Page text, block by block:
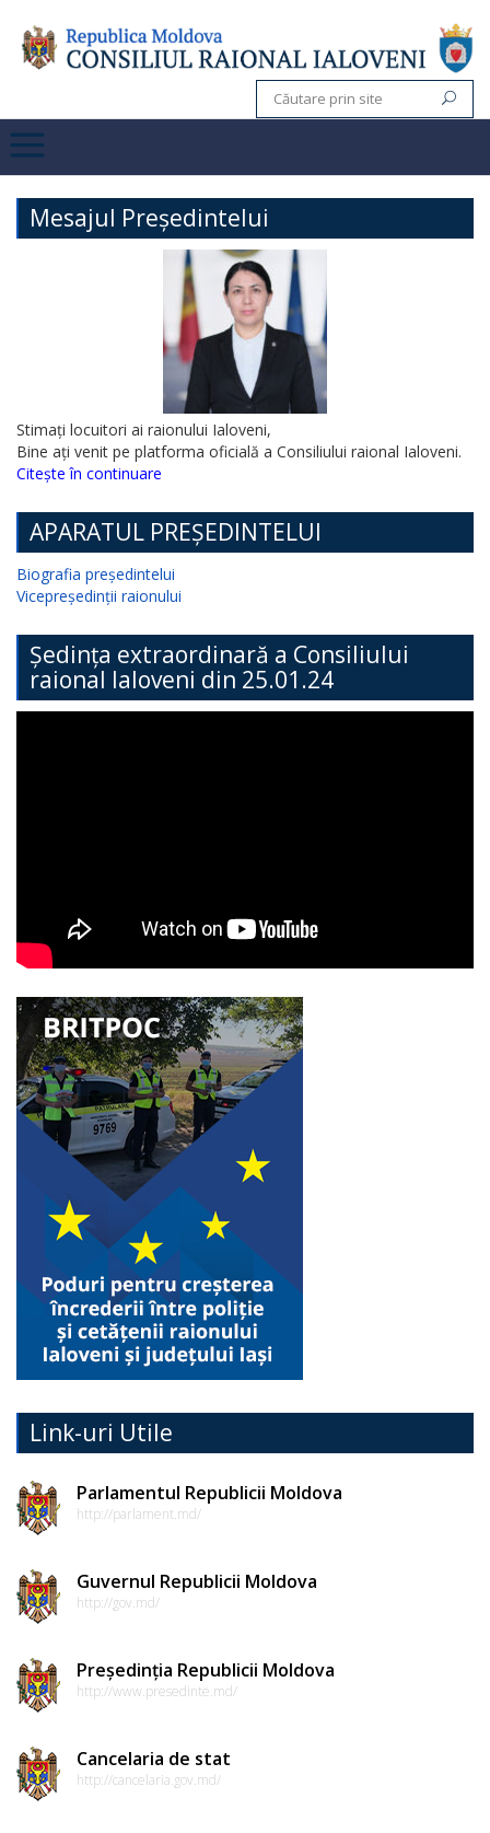
Mesajul Președintelui
Stimați locuitori ai raionului Ialoveni,
Bine ați venit pe platforma oficială a Consiliului raional Ialoveni.
Citește în continuare
APARATUL PREȘEDINTELUI
Biografia președintelui
Vicepreședinții raionului
Ședința extraordinară a Consiliului
raional Ialoveni din 25.01.24
Link-uri Utile
Parlamentul Republicii Moldova
http://parlament.md/
Guvernul Republicii Moldova
http://gov.md/
Președinția Republicii Moldova
http://www.presedinte.md/
Cancelaria de stat
http://cancelaria.gov.md/